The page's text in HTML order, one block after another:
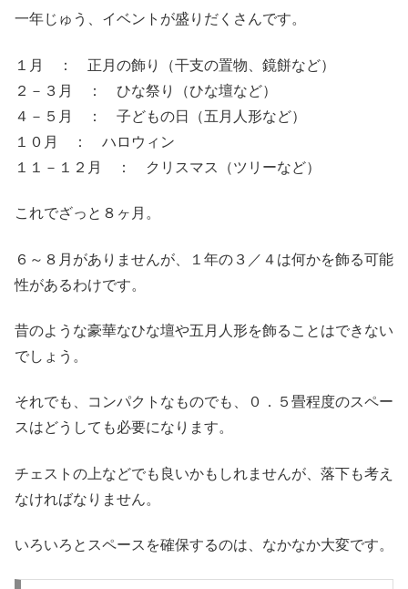
一年じゅう、イベントが盛りだくさんです。
１月 ： 正月の飾り（干支の置物、鏡餅など）
２－３月 ： ひな祭り（ひな壇など）
４－５月 ： 子どもの日（五月人形など）
１０月 ： ハロウィン
１１－１２月 ： クリスマス（ツリーなど）
これでざっと８ヶ月。
６～８月がありませんが、１年の３／４は何かを飾る可能
性があるわけです。
昔のような豪華なひな壇や五月人形を飾ることはできない
でしょう。
それでも、コンパクトなものでも、０．５畳程度のスペー
スはどうしても必要になります。
チェストの上などでも良いかもしれませんが、落下も考え
なければなりません。
いろいろとスペースを確保するのは、なかなか大変です。